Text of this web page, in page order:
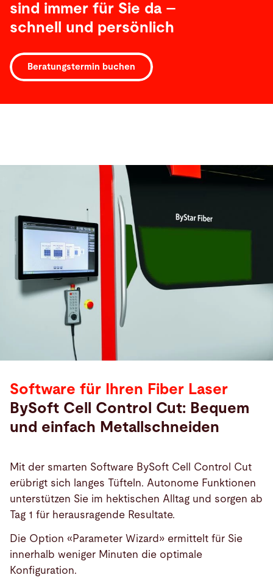
sind immer für Sie da –
schnell und persönlich
Beratungstermin buchen
Software für Ihren Fiber Laser
BySoft Cell Control Cut: Bequem
und einfach Metallschneiden
Mit der smarten Software BySoft Cell Control Cut
erübrigt sich langes Tüfteln. Autonome Funktionen
unterstützen Sie im hektischen Alltag und sorgen ab
Tag 1 für herausragende Resultate.
Die Option «Parameter Wizard» ermittelt für Sie
innerhalb weniger Minuten die optimale
Konfiguration.